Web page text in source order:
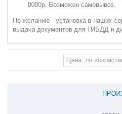
8000р. Возможен самовывоз.
По желанию - установка в наших
выдача документов для ГИБДД и